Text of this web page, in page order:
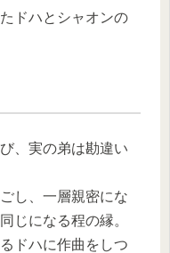
ドハとシャオンの
、実の弟は勘違い
し、一層親密にな
じになる程の縁。
ドハに作曲をしつ